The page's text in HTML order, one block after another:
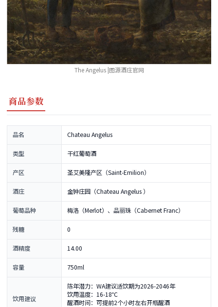
The Angelus |图源酒庄官网
商品参数
品名 Chateau Angelus
类型 干红葡萄酒
产区 圣艾美隆产区（Saint-Emilion）
酒庄 金钟庄园（Chateau Angelus ）
葡萄品种 梅洛（Merlot）、品丽珠（Cabernet Franc）
残糖 0
酒精度 14.00
容量 750ml
饮用建议
陈年潜力：WA建议适饮期为2026-2046年
饮用温度：16-18℃
醒酒时间：可提前2个小时左右开瓶醒酒